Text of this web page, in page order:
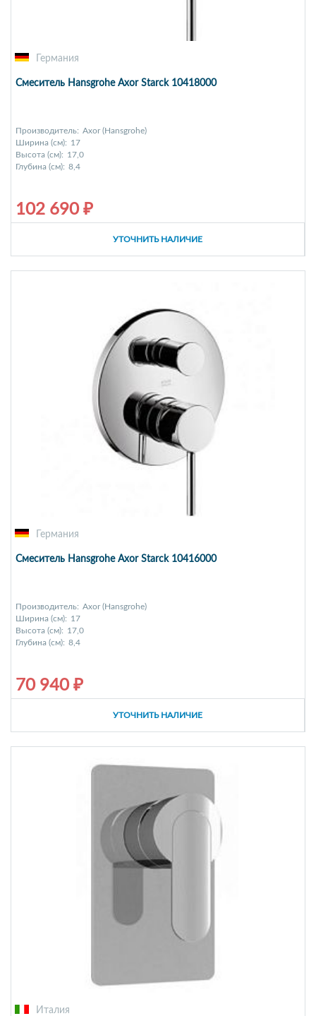
Германия
Смеситель Hansgrohe Axor Starck 10418000
Производитель: Axor (Hansgrohe)
Ширина (см): 17
Высота (см): 17,0
Глубина (см): 8,4
102 690 ₽
УТОЧНИТЬ НАЛИЧИЕ
Германия
Смеситель Hansgrohe Axor Starck 10416000
Производитель: Axor (Hansgrohe)
Ширина (см): 17
Высота (см): 17,0
Глубина (см): 8,4
70 940 ₽
УТОЧНИТЬ НАЛИЧИЕ
Италия